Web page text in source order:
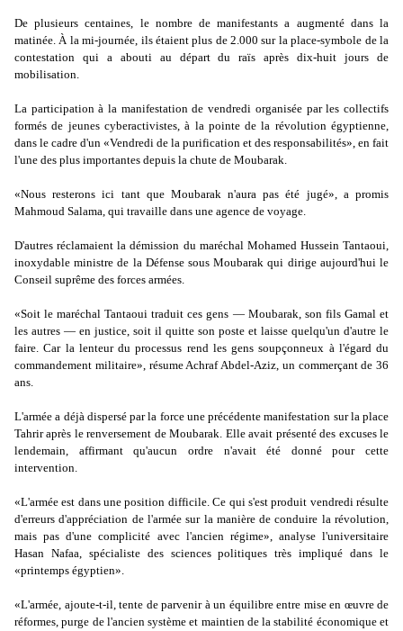
De plusieurs centaines, le nombre de manifestants a augmenté dans la
matinée. À la mi-journée, ils étaient plus de 2.000 sur la place-symbole de la
contestation qui a abouti au départ du raïs après dix-huit jours de
mobilisation.
La participation à la manifestation de vendredi organisée par les collectifs
formés de jeunes cyberactivistes, à la pointe de la révolution égyptienne,
dans le cadre d'un «Vendredi de la purification et des responsabilités», en fait
l'une des plus importantes depuis la chute de Moubarak.
«Nous resterons ici tant que Moubarak n'aura pas été jugé», a promis
Mahmoud Salama, qui travaille dans une agence de voyage.
D'autres réclamaient la démission du maréchal Mohamed Hussein Tantaoui,
inoxydable ministre de la Défense sous Moubarak qui dirige aujourd'hui le
Conseil suprême des forces armées.
«Soit le maréchal Tantaoui traduit ces gens — Moubarak, son fils Gamal et
les autres — en justice, soit il quitte son poste et laisse quelqu'un d'autre le
faire. Car la lenteur du processus rend les gens soupçonneux à l'égard du
commandement militaire», résume Achraf Abdel-Aziz, un commerçant de 36
ans.
L'armée a déjà dispersé par la force une précédente manifestation sur la place
Tahrir après le renversement de Moubarak. Elle avait présenté des excuses le
lendemain, affirmant qu'aucun ordre n'avait été donné pour cette
intervention.
«L'armée est dans une position difficile. Ce qui s'est produit vendredi résulte
d'erreurs d'appréciation de l'armée sur la manière de conduire la révolution,
mais pas d'une complicité avec l'ancien régime», analyse l'universitaire
Hasan Nafaa, spécialiste des sciences politiques très impliqué dans le
«printemps égyptien».
«L'armée, ajoute-t-il, tente de parvenir à un équilibre entre mise en œuvre de
réformes, purge de l'ancien système et maintien de la stabilité économique et